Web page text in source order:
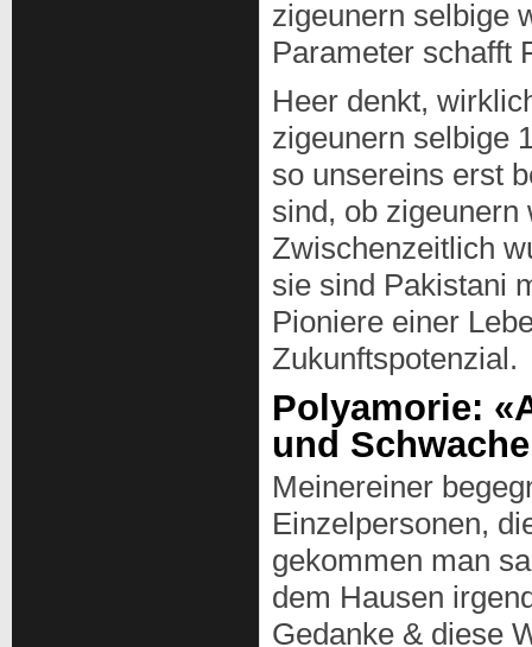
zigeunern selbige
Parameter schafft
Heer denkt,
zigeunern selbige
so unsereins erst
sind, ob zigeunern
Zwischenzeitlich
sie sind Pakistani
Pioniere einer
Zukunftspotenzial.
Polyamorie:
und
Meinereiner
Einzelpersonen,
gekommen man
dem Hausen
Gedanke & diese